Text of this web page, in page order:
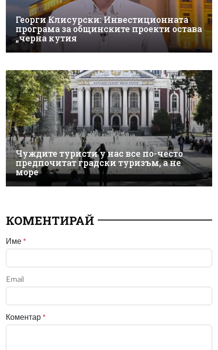
Георги Клисурски: Инвестиционната
програма за общинските проекти остава
„черна кутия
Чуждите туристи у нас все по-често
предпочитат градски туризъм, а не
море
КОМЕНТИРАЙ
Име *
Email
Коментар *